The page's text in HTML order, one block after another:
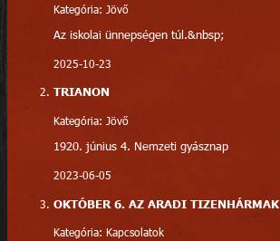
Kategória: Jövő
Az iskolai ünnepségen túl.&nbsp;
2025-10-23
TRIANON
Kategória: Jövő
1920. június 4. Nemzeti gyásznap
2023-06-05
OKTÓBER 6. AZ ARADI TIZENHÁRMAK
Kategória: Kapcsolatok